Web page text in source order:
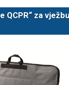
QCPR“ za